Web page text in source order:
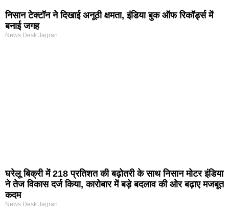
निसान टेक्टॉन ने दिखाई अनूठी क्षमता, इंडिया बुक ऑफ रिकॉर्ड्स में
बनाई जगह
News Desk Jagran
घरेलू बिक्री में 218 प्रतिशत की बढ़ोतरी के साथ निसान मोटर इंडिया
ने तेज विकास दर्ज किया, कारोबार में बड़े बदलाव की ओर बढ़ाए मजबूत
कदम
News Desk Jagran